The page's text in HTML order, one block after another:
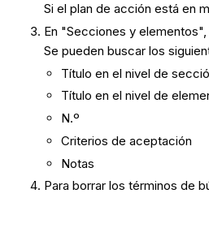
Si el plan de acción está en
En "Secciones y
Se pueden buscar los
Título en el nivel de
Título en el nivel de
N.º
Criterios de aceptación
Notas
Para borrar los términos de